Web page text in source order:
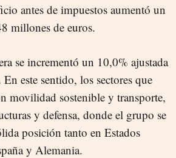
antes de impuestos aumentó un
millones de euros.
se incrementó un 10,0% ajustada
este sentido, los sectores que
movilidad sostenible y transporte,
y defensa, donde el grupo se
posición tanto en Estados
y Alemania.